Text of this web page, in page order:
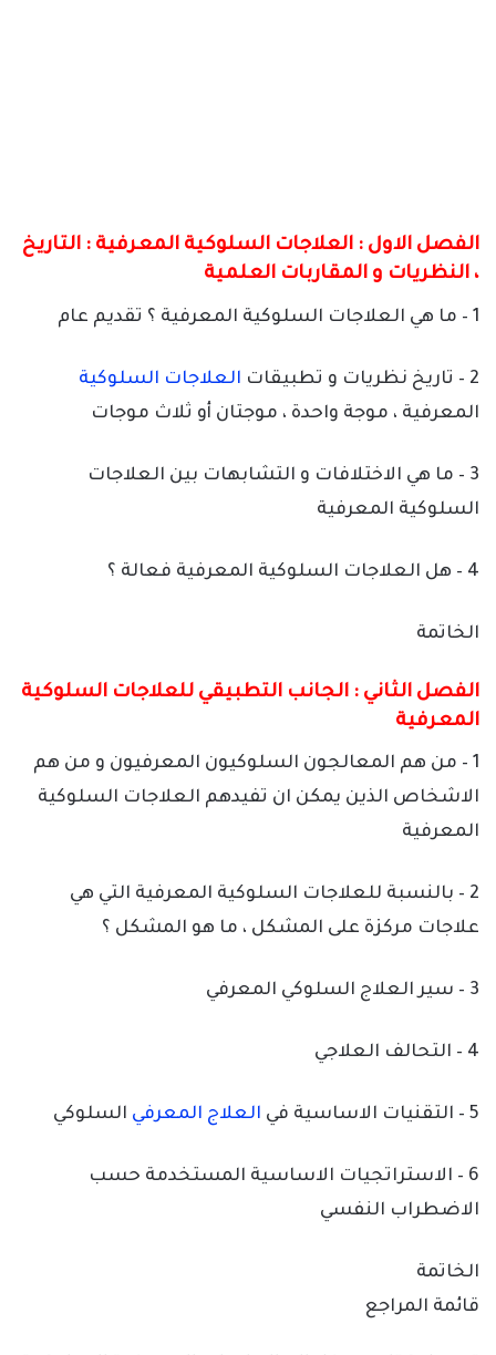
الفصل الاول : العلاجات السلوكية المعرفية : التاريخ
، النظريات و المقاربات العلمية
1 – ما هي العلاجات السلوكية المعرفية ؟ تقديم عام
2 – تاريخ نظريات و تطبيقات
العلاجات السلوكية
المعرفية ، موجة واحدة ، موجتان أو ثلاث موجات
3 – ما هي الاختلافات و التشابهات بين العلاجات
السلوكية المعرفية
4 – هل العلاجات السلوكية المعرفية فعالة ؟
الخاتمة
الفصل الثاني : الجانب التطبيقي للعلاجات السلوكية
المعرفية
1 – من هم المعالجون السلوكيون المعرفيون و من هم
الاشخاص الذين يمكن ان تفيدهم العلاجات السلوكية
المعرفية
2 – بالنسبة للعلاجات السلوكية المعرفية التي هي
علاجات مركزة على المشكل ، ما هو المشكل ؟
3 – سير العلاج السلوكي المعرفي
4 – التحالف العلاجي
5 – التقنيات الاساسية في العلاج المعرفي السلوكي
6 – الاستراتجيات الاساسية المستخدمة حسب
الاضطراب النفسي
الخاتمة
قائمة المراجع